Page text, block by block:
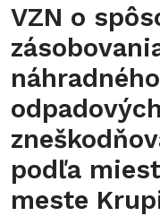
VZN o
podľa
meste